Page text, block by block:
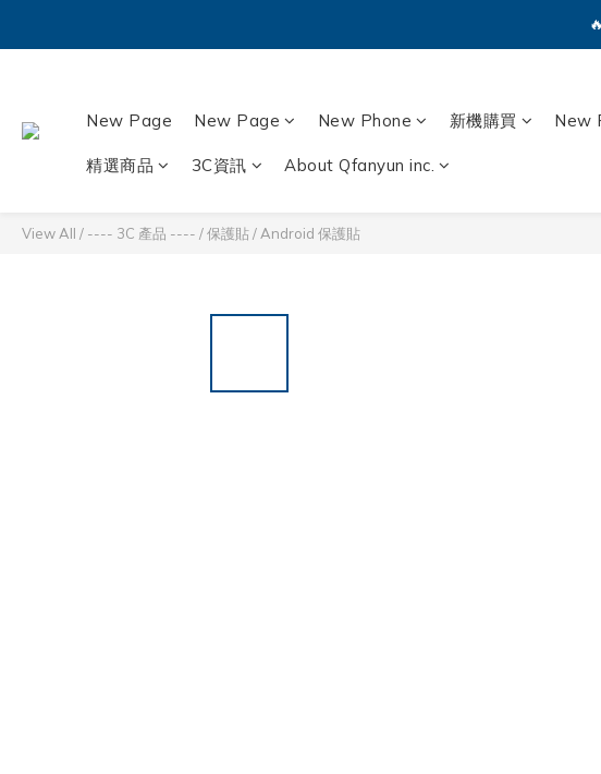
New Page New Page New Phone 新機購買 New
精選商品 3C資訊 About Qfanyun inc.
View All / ---- 3C 產品 ---- /保護貼/ Android 保護貼